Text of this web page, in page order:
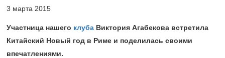
3 марта 2015
Участница нашего клуба Виктория Агабекова встретила
Китайский Новый год в Риме и поделилась своими
впечатлениями.